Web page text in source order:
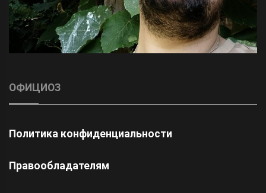
ОФИЦИОЗ
Политика конфиденциальности
Правообладателям